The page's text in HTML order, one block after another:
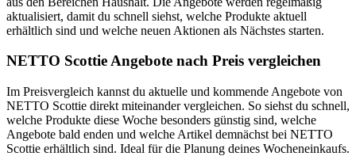
aktualisiert, damit du schnell siehst, welche Produkte aktuell
erhältlich sind und welche neuen Aktionen als Nächstes starten.
NETTO Scottie Angebote nach Preis vergleichen
Im Preisvergleich kannst du aktuelle und kommende Angebote von
NETTO Scottie direkt miteinander vergleichen. So siehst du schnell,
welche Produkte diese Woche besonders günstig sind, welche
Angebote bald enden und welche Artikel demnächst bei NETTO
Scottie erhältlich sind. Ideal für die Planung deines Wocheneinkaufs.